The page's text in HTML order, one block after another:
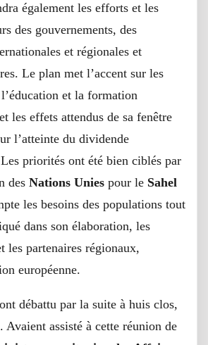
également les efforts et les
des gouvernements, des
et régionales et
Le plan met l’accent sur les
et la formation
les effets attendus de sa fenêtre
l’atteinte du dividende
priorités ont été bien ciblés par
des Nations Unies pour le Sahel
les besoins des populations tout
dans son élaboration, les
les partenaires régionaux,
européenne.
débattu par la suite à huis clos,
Avaient assisté à cette réunion de